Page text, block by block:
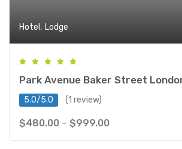
Hotel , Lodge
Park Avenue Baker Street
5.0/5.0 (1 review)
$480.00 – $999.00